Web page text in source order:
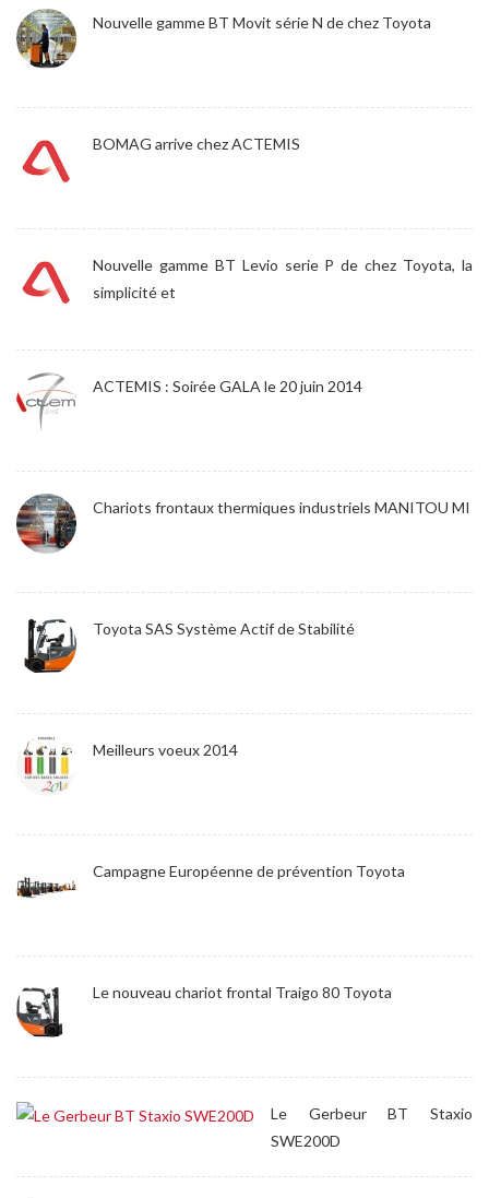
Nouvelle gamme BT Movit série N de chez Toyota
BOMAG arrive chez ACTEMIS
Nouvelle gamme BT Levio serie P de chez Toyota, la
simplicité et
ACTEMIS : Soirée GALA le 20 juin 2014
Chariots frontaux thermiques industriels MANITOU MI
Toyota SAS Système Actif de Stabilité
Meilleurs voeux 2014
Campagne Européenne de prévention Toyota
Le nouveau chariot frontal Traigo 80 Toyota
Le Gerbeur BT Staxio
SWE200D